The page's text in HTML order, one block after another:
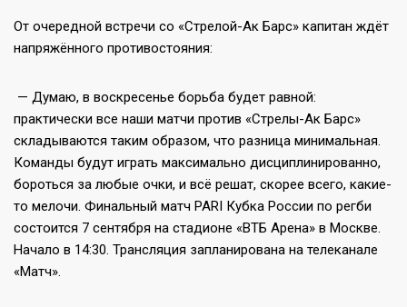
От очередной встречи со «Стрелой-Ак Барс» капитан ждёт
напряжённого противостояния:
— Думаю, в воскресенье борьба будет равной:
практически все наши матчи против «Стрелы-Ак Барс»
складываются таким образом, что разница минимальная.
Команды будут играть максимально дисциплинированно,
бороться за любые очки, и всё решат, скорее всего, какие-
то мелочи. Финальный матч PARI Кубка России по регби
состоится 7 сентября на стадионе «ВТБ Арена» в Москве.
Начало в 14:30. Трансляция запланирована на телеканале
«Матч».